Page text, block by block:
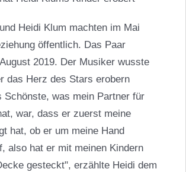
Heidi Klum machten im Mai
öffentlich. Das Paar
2019. Der Musiker wusste
das Herz des Stars erobern
Schönste, was mein Partner für
war, dass er zuerst meine
hat, ob er um meine Hand
also hat er mit meinen Kindern
gesteckt", erzählte Heidi dem